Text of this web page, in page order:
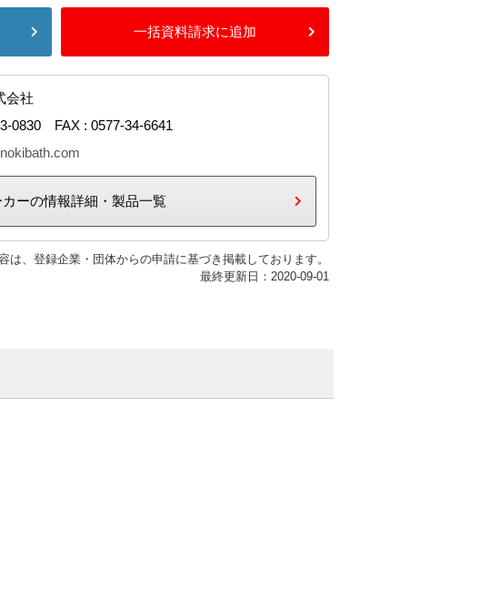
一括資料請求に追加
会社
0830 FAX : 0577-34-6641
カーの情報詳細・製品一覧
は、登録企業・団体からの申請に基づき掲載しております。
最終更新日：2020-09-01